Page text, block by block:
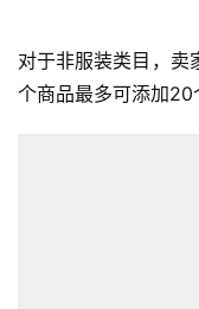
对于非服装类目，卖
个商品最多可添加20